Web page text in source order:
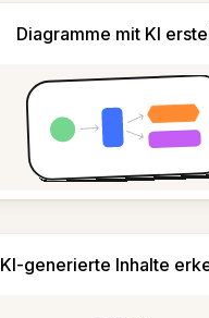
Diagramme mit KI
KI-generierte Inhalte